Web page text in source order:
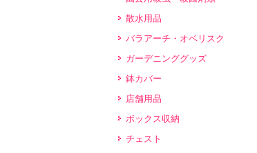
散水用品
バラアーチ・オベリスク
ガーデニンググッズ
鉢カバー
店舗用品
ボックス収納
チェスト